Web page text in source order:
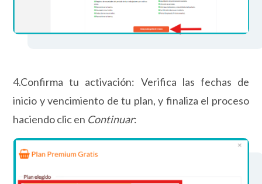
4.Confirma tu activación: Verifica las fechas de
inicio y vencimiento de tu plan, y finaliza el proceso
haciendo clic en Continuar: